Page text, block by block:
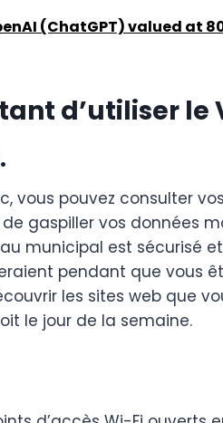
(ChatGPT) valued at
d’utiliser le
vous pouvez consulter
gaspiller vos données
municipal est sécurisé
pendant que vous
les sites web que
le jour de la semaine.